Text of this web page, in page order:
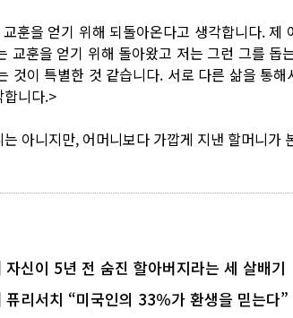
훈을 얻기 위해 되돌아온다고 생각합니다.
교훈을 얻기 위해 돌아왔고 저는 그런 그를
것이 특별한 것 같습니다. 서로 다른 삶을 통
니다.>
아니지만, 어머니보다 가깝게 지낸 할머니
신이 5년 전 숨진 할아버지라는 세 살배기
리서치 “미국인의 33％가 환생을 믿는다”